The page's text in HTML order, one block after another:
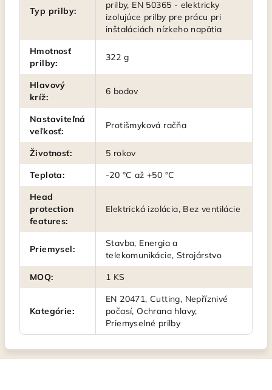
Typ prilby:
prilby, EN 50365 - elektricky
izolujúce prilby pre prácu pri
inštaláciách nízkeho napätia
Hmotnosť
prilby:
322 g
Hlavový
kríž:
6 bodov
Nastaviteľná
veľkosť:
Protišmyková račňa
Životnosť:
5 rokov
Teplota:
-20 °C až +50 °C
Head
protection
features:
Elektrická izolácia, Bez ventilácie
Priemysel:
Stavba, Energia a
telekomunikácie, Strojárstvo
MOQ: 1 KS
Kategórie:
EN 20471, Cutting, Nepříznivé
počasí, Ochrana hlavy,
Priemyselné prilby